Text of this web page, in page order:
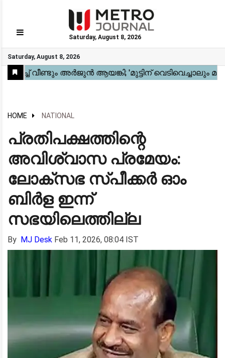
Saturday, August 8, 2026
Saturday, August 8, 2026
GO
Home
Kerala
National
Gulf
World
Sports
Movies
Health
Automobile
Travel
Education
Novel
Business
Technology
Webstory
HOME NATIONAL
പ്രതിപക്ഷത്തിന്റെ
അവിശ്വാസ പ്രമേയം:
ലോക്‌സഭ സ്പീക്കർ ഓം
ബിർള ഇന്ന്
സഭയിലെത്തില്ല
By MJ Desk Feb 11, 2026, 08:04 IST